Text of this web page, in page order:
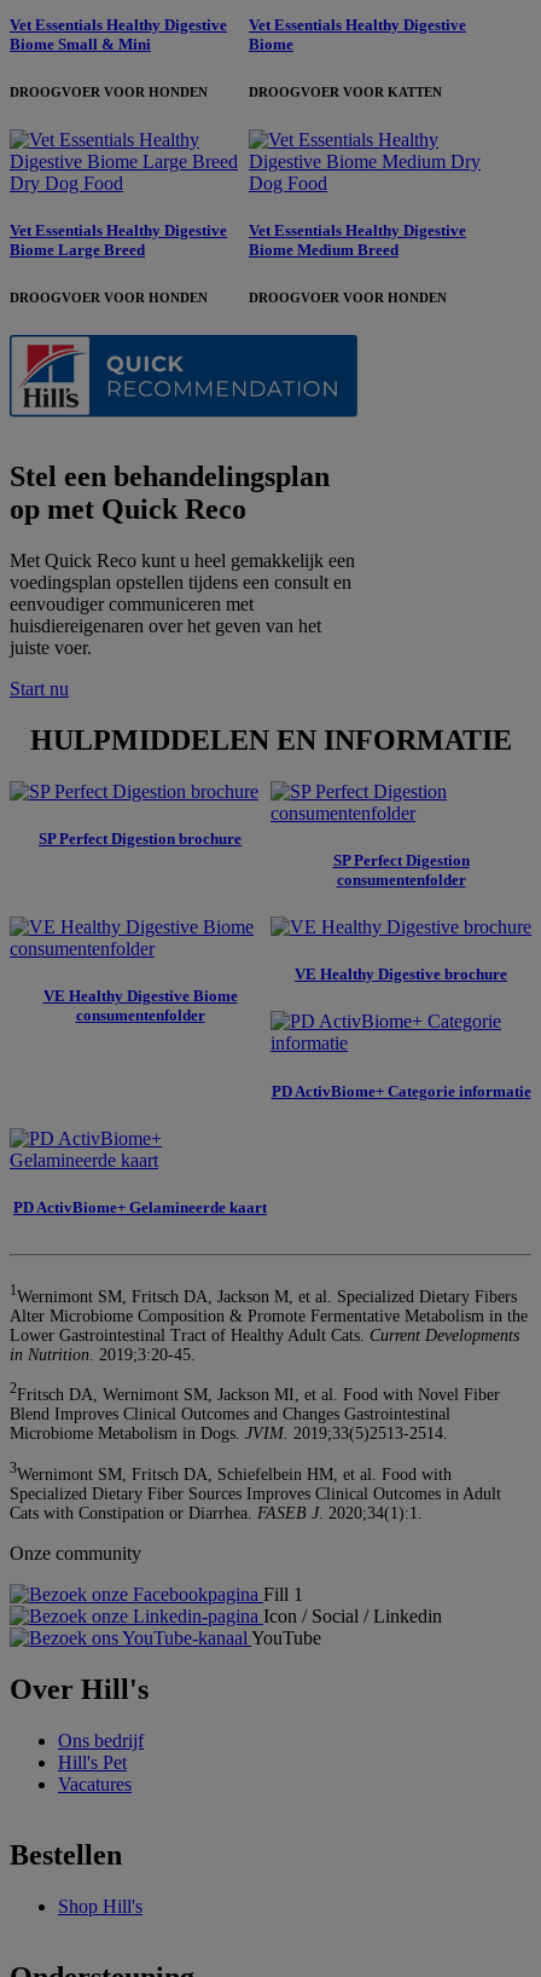
Vet Essentials Healthy Digestive
Biome Small & Mini
DROOGVOER VOOR HONDEN
Vet Essentials Healthy Digestive
Biome
DROOGVOER VOOR KATTEN
Vet Essentials Healthy Digestive
Biome Large Breed
DROOGVOER VOOR HONDEN
Vet Essentials Healthy Digestive
Biome Medium Breed
DROOGVOER VOOR HONDEN
Stel een behandelingsplan
op met Quick Reco
Met Quick Reco kunt u heel gemakkelijk een
voedingsplan opstellen tijdens een consult en
eenvoudiger communiceren met
huisdiereigenaren over het geven van het
juiste voer.
Start nu
HULPMIDDELEN EN INFORMATIE
SP Perfect Digestion brochure
SP Perfect Digestion
consumentenfolder
VE Healthy Digestive Biome
consumentenfolder
VE Healthy Digestive brochure
PD ActivBiome+ Categorie informatie
PD ActivBiome+ Gelamineerde kaart
1Wernimont SM, Fritsch DA, Jackson M, et al. Specialized Dietary Fibers
Alter Microbiome Composition & Promote Fermentative Metabolism in the
Lower Gastrointestinal Tract of Healthy Adult Cats. Current Developments
in Nutrition . 2019;3:20-45.
2Fritsch DA, Wernimont SM, Jackson MI, et al. Food with Novel Fiber
Blend Improves Clinical Outcomes and Changes Gastrointestinal
Microbiome Metabolism in Dogs. JVIM. 2019;33(5)2513-2514.
3Wernimont SM, Fritsch DA, Schiefelbein HM, et al. Food with
Specialized Dietary Fiber Sources Improves Clinical Outcomes in Adult
Cats with Constipation or Diarrhea. FASEB J. 2020;34(1):1.
Onze community
Fill 1
Icon / Social / Linkedin
YouTube
Over Hill's
Ons bedrijf
Hill's Pet
Vacatures
Bestellen
Shop Hill's